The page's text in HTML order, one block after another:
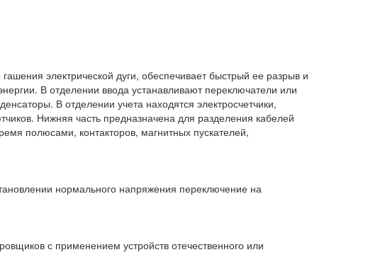
электрической дуги, обеспечивает быстрый ее разрыв и
В отделении ввода устанавливают переключатели или
В отделении учета находятся электросчетчики,
Нижняя часть предназначена для разделения кабелей
полюсами, контакторов, магнитных пускателей,
нормального напряжения переключение на
с применением устройств отечественного или